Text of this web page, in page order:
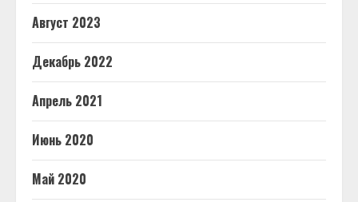
Август 2023
Декабрь 2022
Апрель 2021
Июнь 2020
Май 2020